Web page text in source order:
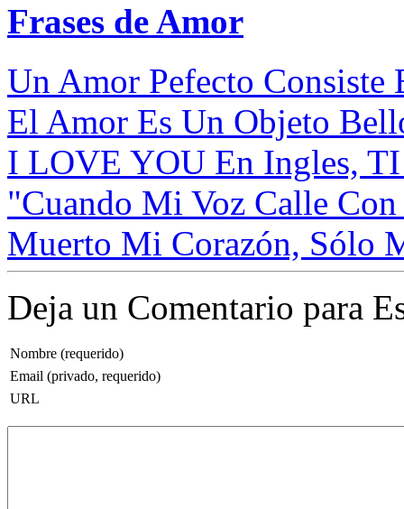
Frases de Amor
Un Amor Pefecto Consiste
El Amor Es Un Objeto
I LOVE YOU En Ingles,
"Cuando Mi Voz Calle
Muerto Mi Corazón, Sólo
Deja un Comentario para
Nombre (requerido)
Email (privado, requerido)
URL